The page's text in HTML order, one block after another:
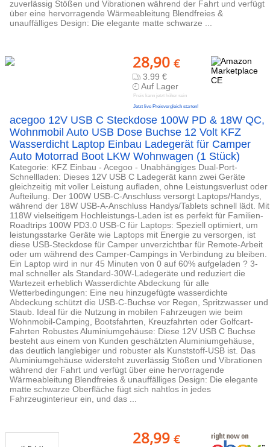
zuverlässig Stößen und Vibrationen während der Fahrt und verfügt
über eine hervorragende Wärmeableitung Blendfreies &
unauffälliges Design: Die elegante matte schwarze ...
28,90 €
3.99 €
Auf Lager
Preis kann jetzt höher sein
Jetzt live Preisvergleich starten!
acegoo 12V USB C Steckdose 100W PD & 18W QC,
Wohnmobil Auto USB Dose Buchse 12 Volt KFZ
Wasserdicht Laptop Einbau Ladegerät für Camper
Auto Motorrad Boot LKW Wohnwagen (1 Stück)
Kategorie: KFZ Einbau - Acegoo - Unabhängiges Dual-Port-
Schnellladen: Dieses 12V USB C Ladegerät kann zwei Geräte
gleichzeitig mit voller Leistung aufladen, ohne Leistungsverlust oder
Aufteilung. Der 100W USB-C-Anschluss versorgt Laptops/Handys,
während der 18W USB-A-Anschluss Handys/Tablets schnell lädt. Mit
118W vielseitigem Hochleistungs-Laden ist es perfekt für Familien-
Roadtrips 100W PD3.0 USB-C für Laptops: Speziell optimiert, um
leistungsstarke Geräte wie Laptops mit Energie zu versorgen, ist
diese USB-Steckdose für Camper unverzichtbar für Remote-Arbeit
oder um während des Camper-Campings in Verbindung zu bleiben.
Ein Laptop wird in nur 45 Minuten von 0 auf 60% aufgeladen ? 3-
mal schneller als Standard-30W-Ladegeräte und reduziert die
Wartezeit erheblich Wasserdichte Abdeckung für alle
Wetterbedingungen: Eine neu hinzugefügte wasserdichte
Abdeckung schützt die USB-C-Buchse vor Regen, Spritzwasser und
Staub. Ideal für die Nutzung in mobilen Fahrzeugen wie beim
Wohnmobil-Camping, Bootsfahrten, Kreuzfahrten oder Golfcart-
Fahrten Robustes Aluminiumgehäuse: Diese 12V USB C Buchse
besteht aus einem von Kunden geschätzten Aluminiumgehäuse,
das deutlich langlebiger und robuster als Kunststoff-USB ist. Das
Aluminiumgehäuse widersteht zuverlässig Stößen und Vibrationen
während der Fahrt und verfügt über eine hervorragende
Wärmeableitung Blendfreies & unauffälliges Design: Die elegante
matte schwarze Oberfläche fügt sich nahtlos in jedes
Fahrzeuginterieur ein, und das ...
28,99 €